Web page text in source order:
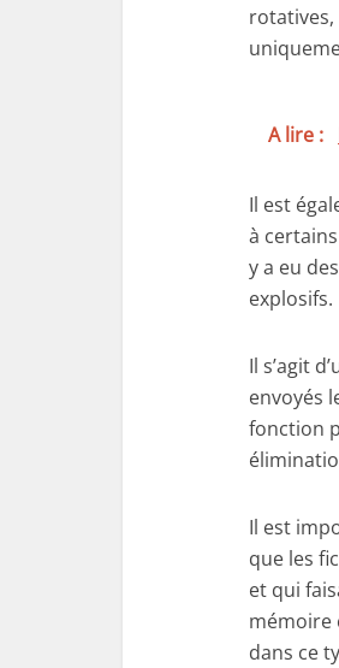
rotatives,
A lire :
Il est
à
y a eu
explosifs.
Il s’agit
envoyés
fonction
Il est
que les
et qui
mémoire
dans ce